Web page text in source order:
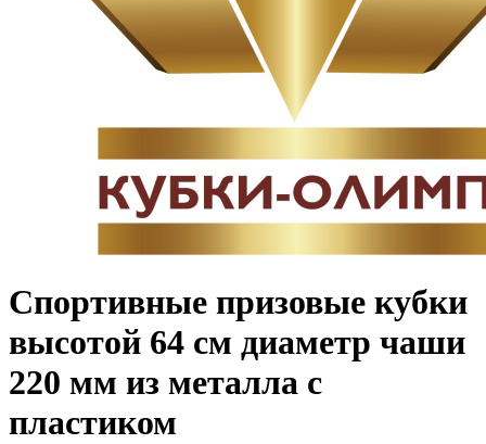
Спортивные призовые кубки
высотой 64 см диаметр чаши
220 мм из металла с
пластиком